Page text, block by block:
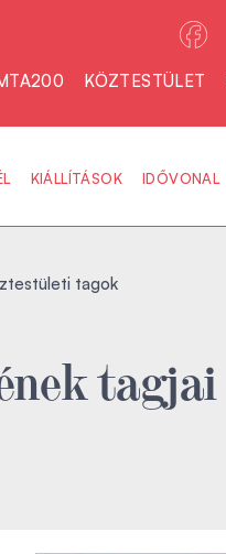
KÖZTESTÜLET
KIÁLLÍTÁSOK IDŐVONAL
tagok
tagjai